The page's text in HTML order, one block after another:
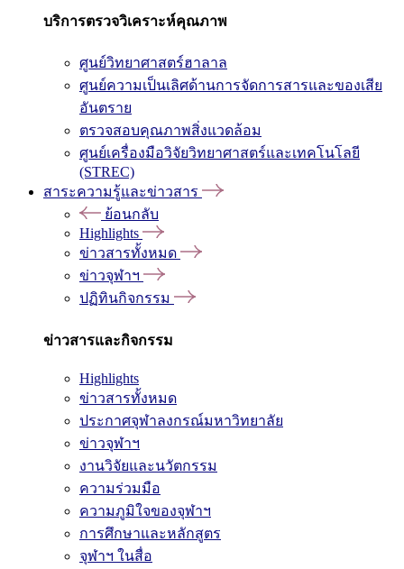
บริการตรวจวิเคราะห์คุณภาพ
ศูนย์วิทยาศาสตร์ฮาลาล
ศูนย์ความเป็นเลิศด้านการจัดการสารและของเสีย
อันตราย
ตรวจสอบคุณภาพสิ่งแวดล้อม
ศูนย์เครื่องมือวิจัยวิทยาศาสตร์และเทคโนโลยี
(STREC)
สาระความรู้และข่าวสาร
ย้อนกลับ
Highlights
ข่าวสารทั้งหมด
ข่าวจุฬาฯ
ปฏิทินกิจกรรม
ข่าวสารและกิจกรรม
Highlights
ข่าวสารทั้งหมด
ประกาศจุฬาลงกรณ์มหาวิทยาลัย
ข่าวจุฬาฯ
งานวิจัยและนวัตกรรม
ความร่วมมือ
ความภูมิใจของจุฬาฯ
การศึกษาและหลักสูตร
จุฬาฯ ในสื่อ